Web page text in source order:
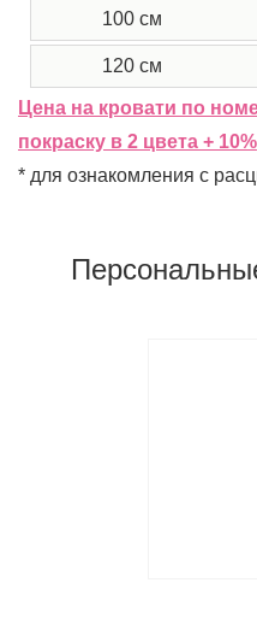
100 см
120 см
Цена на кровати по
покраску в 2 цвета + 10%
* для ознакомления с